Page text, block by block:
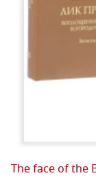
The face of the